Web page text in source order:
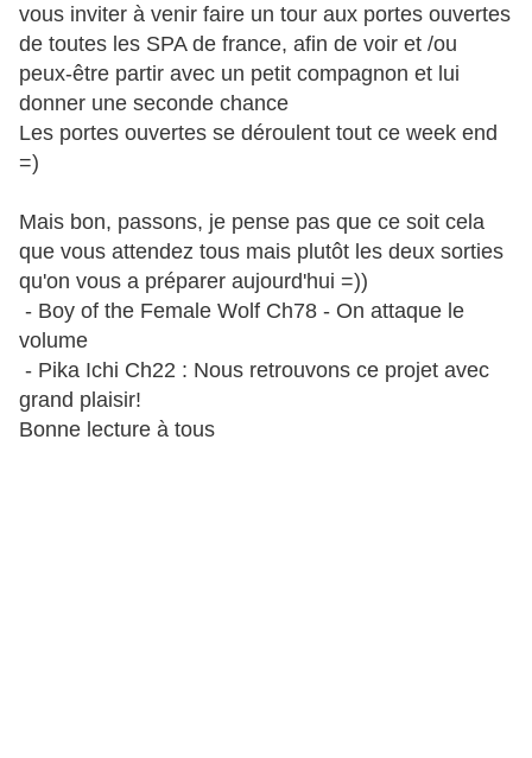
vous inviter à venir faire un tour aux portes ouvertes
de toutes les SPA de france, afin de voir et /ou
peux-être partir avec un petit compagnon et lui
donner une seconde chance
Les portes ouvertes se déroulent tout ce week end
=)
Mais bon, passons, je pense pas que ce soit cela
que vous attendez tous mais plutôt les deux sorties
qu'on vous a préparer aujourd'hui =))
- Boy of the Female Wolf Ch78 - On attaque le
volume
- Pika Ichi Ch22 : Nous retrouvons ce projet avec
grand plaisir!
Bonne lecture à tous